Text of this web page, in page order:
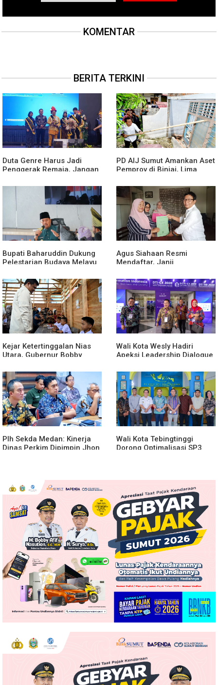
KOMENTAR
BERITA TERKINI
Duta Genre Harus Jadi
Penggerak Remaja, Jangan
PD AIJ Sumut Amankan Aset
Pemprov di Binjai, Lima
Ria Dibongkar
Bupati Baharuddin Dukung
Pelestarian Budaya Melayu
Jilid 7
Agus Siahaan Resmi
Mendaftar, Janji
Lomba Karya Tulis Se-Sumut
Kejar Ketertinggalan Nias
Utara, Gubernur Bobby
Gedung SMPN 4 Sitoli Ori
Wali Kota Wesly Hadiri
Apeksi Leadership Dialogue
Transformasi Digital
Plh Sekda Medan: Kinerja
Dinas Perkim Dipimpin Jhon
Wali Kota Tebingtinggi
Dorong Optimalisasi SP3